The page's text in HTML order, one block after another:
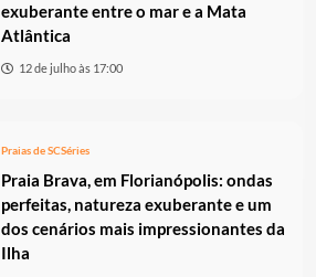
exuberante entre o mar e a Mata
Atlântica
12 de julho às 17:00
Praias de SCSéries
Praia Brava, em Florianópolis: ondas
perfeitas, natureza exuberante e um
dos cenários mais impressionantes da
Ilha